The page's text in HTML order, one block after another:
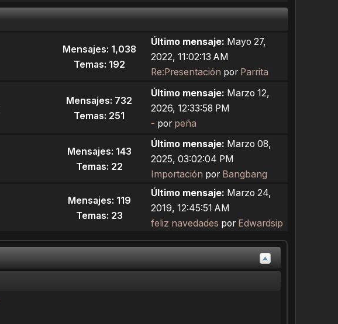
Mensajes: 1,038
Temas: 192
Último mensaje: Mayo 27,
2022, 11:02:13 AM
Re:Presentación por Parrita
Mensajes: 732
Temas: 251
Último mensaje: Marzo 12,
2026, 12:33:58 PM
- por peña
Mensajes: 143
Temas: 22
Último mensaje: Marzo 08,
2025, 03:02:04 PM
Importación por Bangbang
Mensajes: 119
Temas: 23
Último mensaje: Marzo 24,
2019, 12:45:51 AM
feliz navedades por Edwardsip